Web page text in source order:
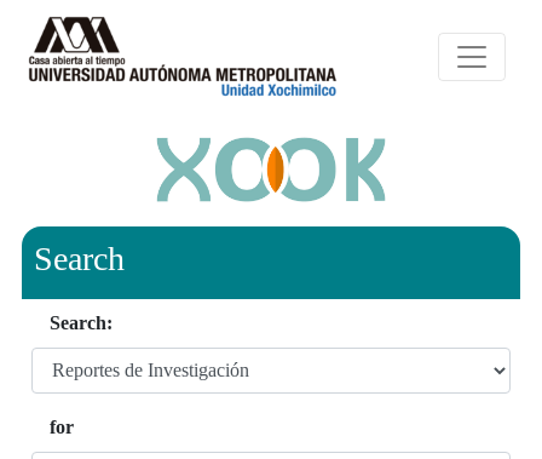
Search
Search:
for